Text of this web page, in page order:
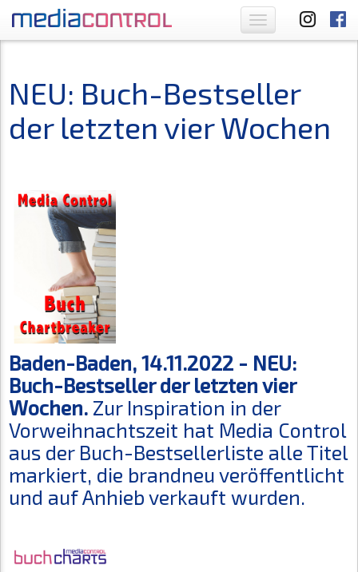
Toggle
navigation
NEU: Buch-Bestseller
der letzten vier Wochen
Baden-Baden, 14.11.2022 - NEU:
Buch-Bestseller der letzten vier
Wochen. Zur Inspiration in der
Vorweihnachtszeit hat Media Control
aus der Buch-Bestsellerliste alle Titel
markiert, die brandneu veröffentlicht
und auf Anhieb verkauft wurden.